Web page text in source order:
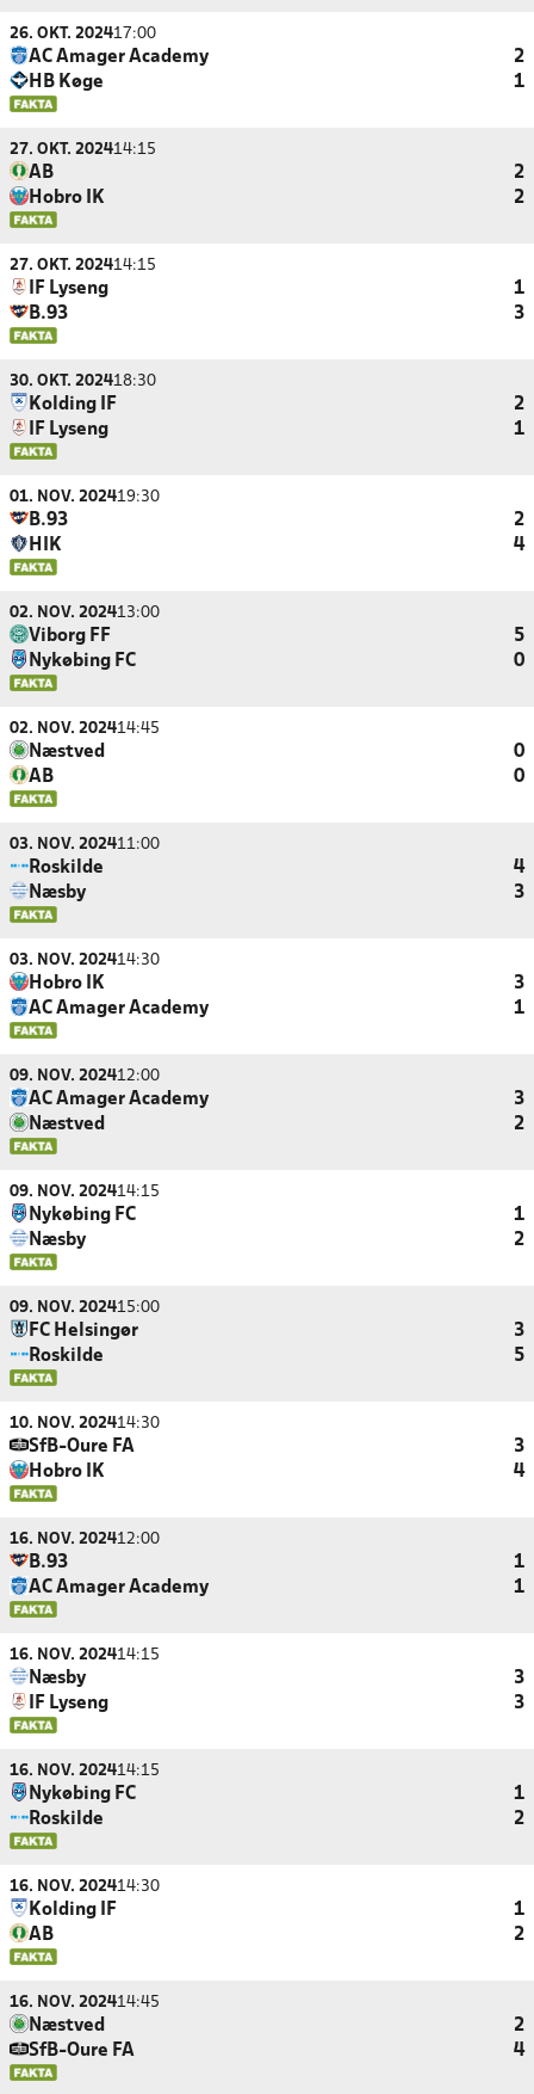
26. OKT. 202417:00
AC Amager Academy
2
HB Køge
1
27. OKT. 202414:15
AB
2
Hobro IK
2
27. OKT. 202414:15
IF Lyseng
1
B.93
3
30. OKT. 202418:30
Kolding IF
2
IF Lyseng
1
01. NOV. 202419:30
B.93
2
HIK
4
02. NOV. 202413:00
Viborg FF
5
Nykøbing FC
0
02. NOV. 202414:45
Næstved
0
AB
0
03. NOV. 202411:00
Roskilde
4
Næsby
3
03. NOV. 202414:30
Hobro IK
3
AC Amager Academy
1
09. NOV. 202412:00
AC Amager Academy
3
Næstved
2
09. NOV. 202414:15
Nykøbing FC
1
Næsby
2
09. NOV. 202415:00
FC Helsingør
3
Roskilde
5
10. NOV. 202414:30
SfB-Oure FA
3
Hobro IK
4
16. NOV. 202412:00
B.93
1
AC Amager Academy
1
16. NOV. 202414:15
Næsby
3
IF Lyseng
3
16. NOV. 202414:15
Nykøbing FC
1
Roskilde
2
16. NOV. 202414:30
Kolding IF
1
AB
2
16. NOV. 202414:45
Næstved
2
SfB-Oure FA
4